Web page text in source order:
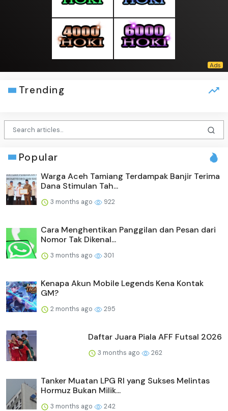
Trending
Popular
Warga Aceh Tamiang Terdampak Banjir Terima
Dana Stimulan Tah...
3 months ago 922
Cara Menghentikan Panggilan dan Pesan dari
Nomor Tak Dikenal...
3 months ago 301
Kenapa Akun Mobile Legends Kena Kontak
GM?
2 months ago 295
Daftar Juara Piala AFF Futsal 2026
3 months ago 262
Tanker Muatan LPG RI yang Sukses Melintas
Hormuz Bukan Milik...
3 months ago 242